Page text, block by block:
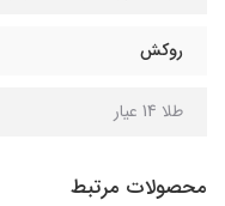
روکش
طلا 14 عیار
محصولات مرتبط